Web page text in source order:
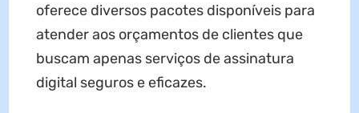
oferece diversos pacotes disponíveis para
atender aos orçamentos de clientes que
buscam apenas serviços de assinatura
digital seguros e eficazes.